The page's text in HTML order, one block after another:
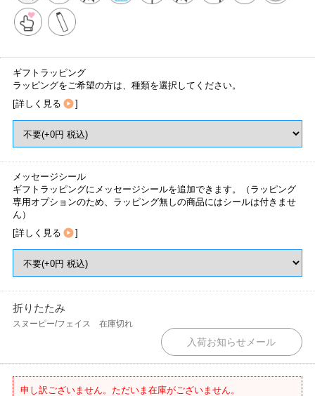
ギフトラッピング
ラッピングをご希望の方は、種類を選択してください。
[詳しく見る ]
メッセージシール
ギフトラッピングにメッセージシールを追加できます。（ラッピング
専用オプションのため、ラッピング無しの商品にはシールは付きませ
ん）
[詳しく見る ]
折りたたみ
スヌーピー/フェイス 在庫切れ
申し訳ございません。ただいま在庫がございません。